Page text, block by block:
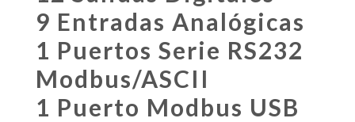
9 Entradas Analógicas
1 Puertos Serie RS232
Modbus/ASCII
1 Puerto Modbus USB